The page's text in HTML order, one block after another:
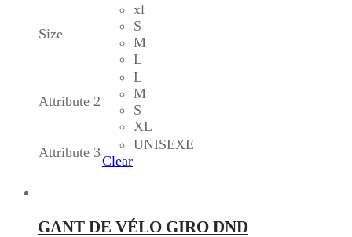
Size
xl
S
M
L
Attribute 2
L
M
S
XL
Attribute 3
UNISEXE
Clear
GANT DE VÉLO GIRO DND